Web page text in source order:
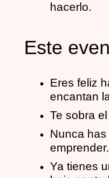
hacerlo.
Este
Eres feliz
encantan
Te sobra
Nunca
emprender.
Ya tienes